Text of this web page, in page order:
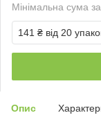
Мінімальна сума
141 ₴ від 20
Опис